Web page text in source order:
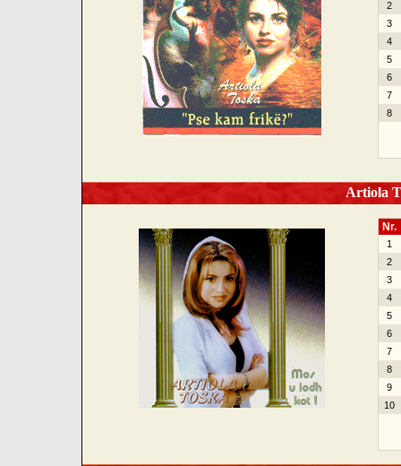
2
3
4
5
6
7
8
Artiola
Nr.
1
2
3
4
5
6
7
8
9
10